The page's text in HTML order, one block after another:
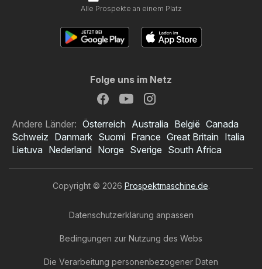
Alle Prospekte an einem Platz
Folge uns im Netz
Andere Länder: Österreich Australia België Canada
Schweiz Danmark Suomi France Great Britain Italia
Lietuva Nederland Norge Sverige South Africa
Copyright © 2026 Prospektmaschine.de.
Datenschutzerklärung anpassen
Bedingungen zur Nutzung des Webs
Die Verarbeitung personenbezogener Daten